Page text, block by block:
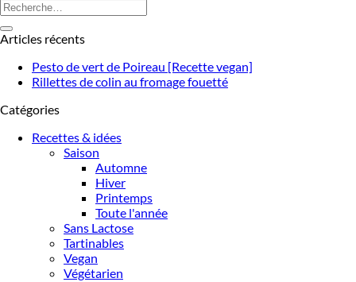
Articles récents
Pesto de vert de Poireau [Recette vegan]
Rillettes de colin au fromage fouetté
Catégories
Recettes & idées
Saison
Automne
Hiver
Printemps
Toute l'année
Sans Lactose
Tartinables
Vegan
Végétarien